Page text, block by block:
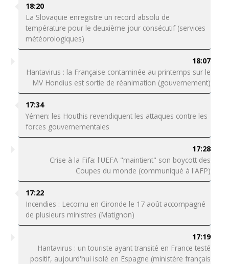
18:20
La Slovaquie enregistre un record absolu de
température pour le deuxième jour consécutif (services
météorologiques)
18:07
Hantavirus : la Française contaminée au printemps sur le
MV Hondius est sortie de réanimation (gouvernement)
17:34
Yémen: les Houthis revendiquent les attaques contre les
forces gouvernementales
17:28
Crise à la Fifa: l'UEFA "maintient" son boycott des
Coupes du monde (communiqué à l'AFP)
17:22
Incendies : Lecornu en Gironde le 17 août accompagné
de plusieurs ministres (Matignon)
17:19
Hantavirus : un touriste ayant transité en France testé
positif, aujourd'hui isolé en Espagne (ministère français